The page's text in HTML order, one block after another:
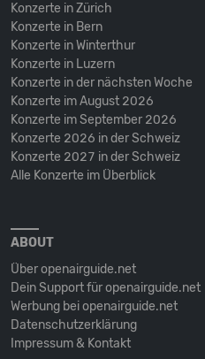
Konzerte in Zürich
Konzerte in Bern
Konzerte in Winterthur
Konzerte in Luzern
Konzerte in der nächsten Woche
Konzerte im August 2026
Konzerte im September 2026
Konzerte 2026 in der Schweiz
Konzerte 2027 in der Schweiz
Alle Konzerte im Überblick
ABOUT
Über openairguide.net
Dein Support für openairguide.net
Werbung bei openairguide.net
Datenschutz­erklärung
Impressum & Kontakt